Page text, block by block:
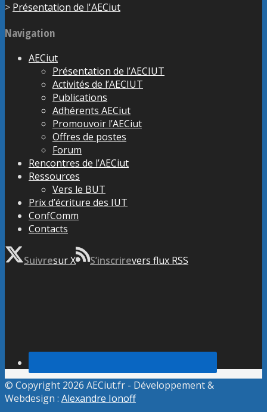
> Présentation de l'AECiut
Navigation
AECiut
Présentation de l’AECIUT
Activités de l’AECIUT
Publications
Adhérents AECiut
Promouvoir l’AECiut
Offres de postes
Forum
Rencontres de l’AECiut
Ressources
Vers le BUT
Prix d’écriture des IUT
ConfComm
Contacts
Suivresur X S’inscrirevers flux RSS
© Copyright 2026 AECiut.fr - Développement &
Webdesign : Alexandre Ionoff